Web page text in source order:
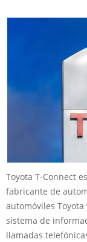
Toyota T-Connect
fabricante de
automóviles
sistema de
llamadas